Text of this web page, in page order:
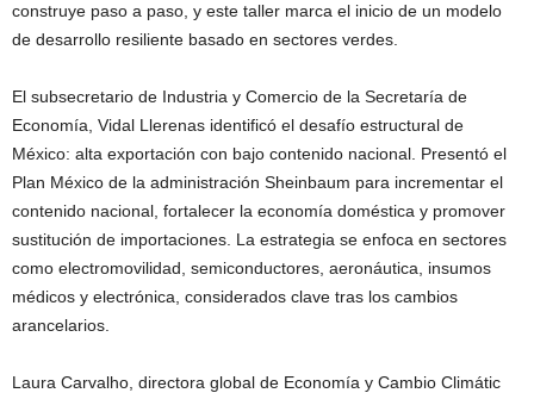
construye paso a paso, y este taller marca el inicio de un modelo
de desarrollo resiliente basado en sectores verdes.
El subsecretario de Industria y Comercio de la Secretaría de
Economía, Vidal Llerenas identificó el desafío estructural de
México: alta exportación con bajo contenido nacional. Presentó el
Plan México de la administración Sheinbaum para incrementar el
contenido nacional, fortalecer la economía doméstica y promover
sustitución de importaciones. La estrategia se enfoca en sectores
como electromovilidad, semiconductores, aeronáutica, insumos
médicos y electrónica, considerados clave tras los cambios
arancelarios.
Laura Carvalho, directora global de Economía y Cambio Climátic